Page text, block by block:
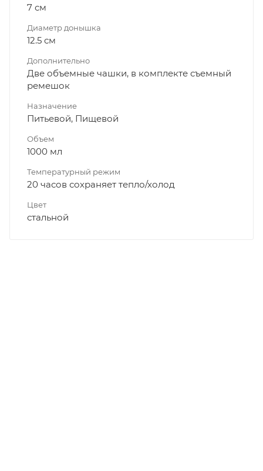
7 см
Диаметр донышка
12.5 см
Дополнительно
Две объемные чашки, в комплекте съемный
ремешок
Назначение
Питьевой, Пищевой
Объем
1000 мл
Температурный режим
20 часов сохраняет тепло/холод
Цвет
стальной